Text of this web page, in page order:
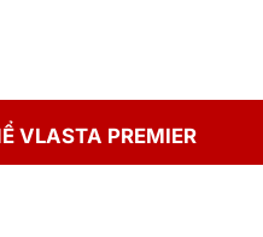
VLASTA PREMIER